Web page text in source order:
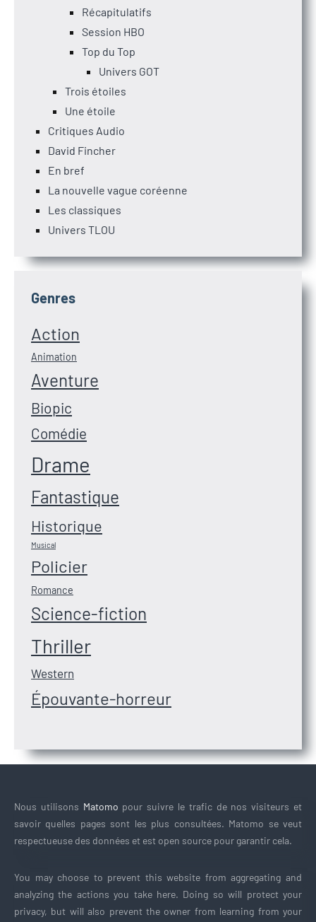
Récapitulatifs
Session HBO
Top du Top
Univers GOT
Trois étoiles
Une étoile
Critiques Audio
David Fincher
En bref
La nouvelle vague coréenne
Les classiques
Univers TLOU
Genres
Action
Animation
Aventure
Biopic
Comédie
Drame
Fantastique
Historique
Musical
Policier
Romance
Science-fiction
Thriller
Western
Épouvante-horreur
Nous utilisons Matomo pour suivre le trafic de nos visiteurs et
savoir quelles pages sont les plus consultées. Matomo se veut
respectueuse des données et est open source pour garantir cela.
You may choose to prevent this website from aggregating and
analyzing the actions you take here. Doing so will protect your
privacy, but will also prevent the owner from learning from your